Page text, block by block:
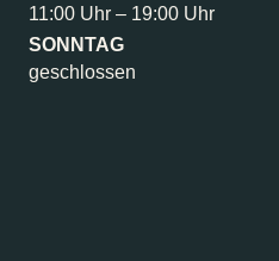
Kontakt
11:00 Uhr – 19:00 Uhr
SONNTAG
geschlossen